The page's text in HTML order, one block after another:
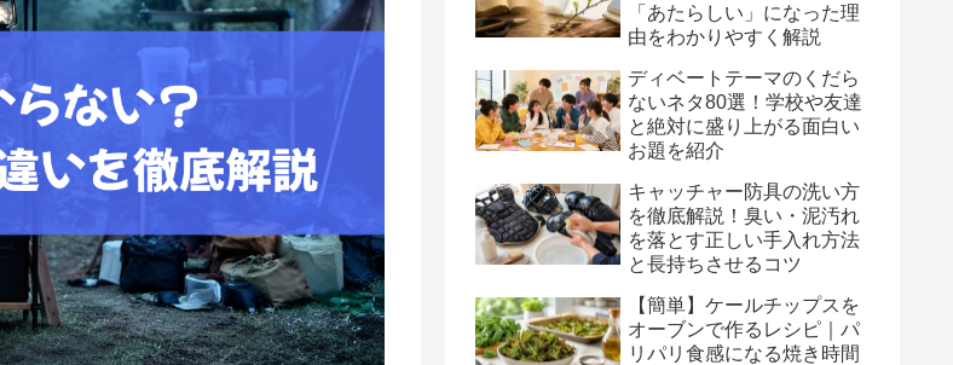
「あたらしい」になった理
由をわかりやすく解説
ディベートテーマのくだら
ないネタ80選！学校や友達
と絶対に盛り上がる面白い
お題を紹介
キャッチャー防具の洗い方
を徹底解説！臭い・泥汚れ
を落とす正しい手入れ方法
と長持ちさせるコツ
【簡単】ケールチップスを
オーブンで作るレシピ｜パ
リパリ食感になる焼き時間